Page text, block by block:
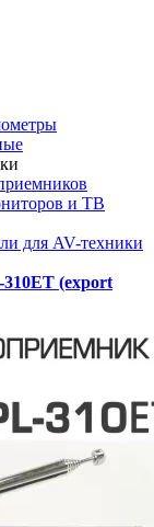
и ТВ
для AV-техники
310ET (export